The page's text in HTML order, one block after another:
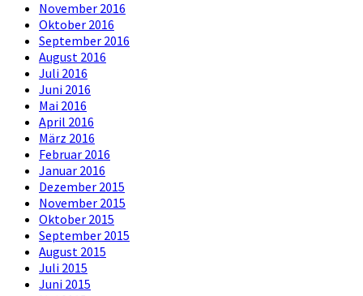
November 2016
Oktober 2016
September 2016
August 2016
Juli 2016
Juni 2016
Mai 2016
April 2016
März 2016
Februar 2016
Januar 2016
Dezember 2015
November 2015
Oktober 2015
September 2015
August 2015
Juli 2015
Juni 2015